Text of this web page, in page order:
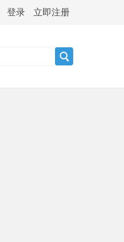
登录 立即注册